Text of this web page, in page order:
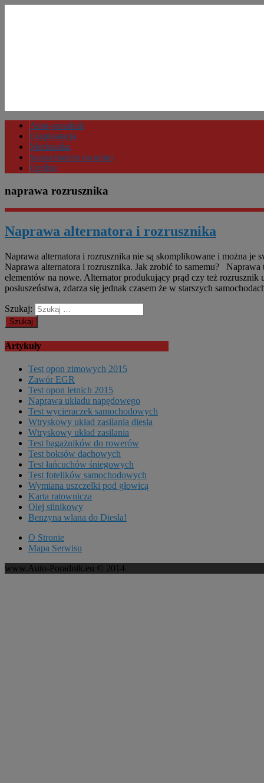
Auto-poradnik
Eksploatacja
Mechanika
Samochodem na urlop
Ogólne
naprawa rozrusznika
Naprawa alternatora i rozrusznika
Naprawa alternatora i rozrusznika nie są skomplikowane i można je
Naprawa alternatora i rozrusznika. Jak zrobić to samemu?
elementów na nowe. Alternator produkujący prąd czy też rozrusznik
posłuszeństwa, zdarza się jednak czasem że w starszych
Szukaj:
Artykuły
Test opon zimowych 2015
Zawór EGR
Test opon letnich 2015
Naprawa układu napędowego
Test wycieraczek samochodowych
Wtryskowy układ zasilania diesla
Wtryskowy układ zasilania
Test bagażników do rowerów
Test boksów dachowych
Test łańcuchów śniegowych
Test fotelików samochodowych
Wymiana uszczelki pod głowicą
Karta ratownicza
Olej silnikowy
Benzyna wlana do Diesla!
O Stronie
Mapa Serwisu
www.Auto-Poradnik.eu © 2014